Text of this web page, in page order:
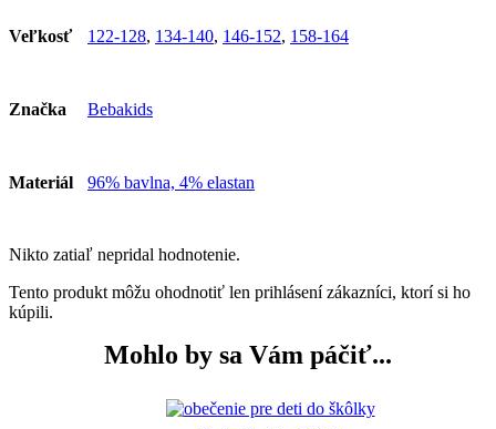
Veľkosť 122-128, 134-140, 146-152, 158-164
Značka Bebakids
Materiál 96% bavlna, 4% elastan
Nikto zatiaľ nepridal hodnotenie.
Tento produkt môžu ohodnotiť len prihlásení zákazníci, ktorí si ho
kúpili.
Mohlo by sa Vám páčiť...